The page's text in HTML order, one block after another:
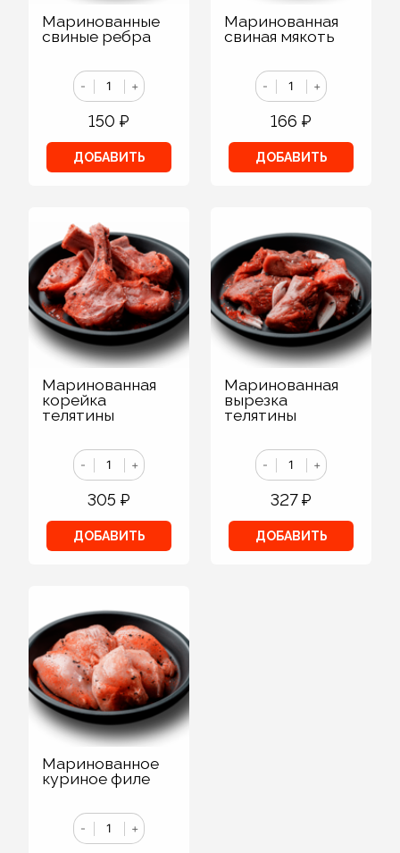
Маринованные
свиные ребра
- +
150 ₽
ДОБАВИТЬ
Маринованная
свиная мякоть
- +
166 ₽
ДОБАВИТЬ
Маринованная
корейка
телятины
- +
305 ₽
ДОБАВИТЬ
Маринованная
вырезка
телятины
- +
327₽
ДОБАВИТЬ
Маринованное
куриное филе
- +